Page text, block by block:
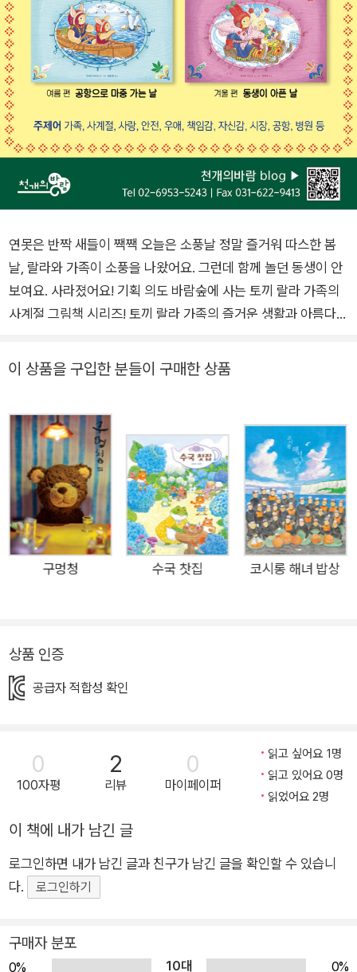
연못은 반짝 새들이 짹짹 오늘은 소풍날 정말 즐거워 따스한 봄
날, 랄라와 가족이 소풍을 나왔어요. 그런데 함께 놀던 동생이 안
보여요. 사라졌어요! 기획 의도 바람숲에 사는 토끼 랄라 가족의
사계절 그림책 시리즈! 토끼 랄라 가족의 즐거운 생활과 아름다운
안전! 소풍이란 단어는 어른, 아이 할 것 없이 마음을 들뜨게 만듭
느낌을 전달합니다. 그래서 사람들은 질리지 않고 소풍을 가지요.
멀리 떠나는 여행과 달리, 소풍은 가벼운 마음과 준비로 쉽게 할
수 있습니다. 그래서 자칫 가장 중요한 ‘안전’을 소홀하게 여기곤
합니다. <랄라 가족의 즐거운 소풍>을 보세요. 돗자리를 준비하
고 도시락도 챙겼습니다. 가벼운 마음으로 떠난 소풍, 하지만 깜
빡 놓친 게 있지요. 바로, 안전에 대한 마음가짐입니다. 랄라와 릴
리는 소풍의 즐거움에만 몰두하느라, 서로를 잃고 맙니다. 뒤늦게
위험 상황이 오지 않도록 조심했어야 하는 겁니다. 안전이 지켜지
지 않을 때, 아무리 즐거운 소풍이라도 산산이 깨져버릴 수가 있
니다. ● 가족과 자연 속에서 성장하는 나의 이야기 <바람숲 토
끼 가족> 시리즈는 바람숲에 사는 랄라와 가족을 이야기합니다.
랄라가 가족과 함께 살아가면서 경험하는 평범한 일상을 따뜻하
게 그려내고 있지요. 겨울맞이 준비로 바쁜 엄마를 대신해 혼자
생을 잃어버린 이야기, 여름날 동생과 둘이서 할아버지 할머니를
마중하러 가는 이야기, 추운 겨울에 막내 동생이 아파서 가족이
살아갈 때 누구나 한 번쯤 경험할 수 있는 일들이 펼쳐집니다. 아
이들에게 가족은 세상의 전부와 같습니다. 가족 안에서 홀로 서는
이 상품을 구입한 분들이 구매한 상품
구멍청 수국 찻집 코시롱 해녀 밥상
상품 인증
공급자 적합성 확인
0
100자평
2
리뷰
0
마이페이퍼
읽고 싶어요 1명
읽고 있어요 0명
읽었어요 2명
이 책에 내가 남긴 글
로그인하면 내가 남긴 글과 친구가 남긴 글을 확인할 수 있습니
다.
로그인하기
구매자 분포
0% 10대
0%